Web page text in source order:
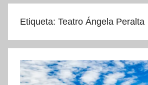
Tú
Car
RentalEtiqueta: Teatro Ángela Peralta